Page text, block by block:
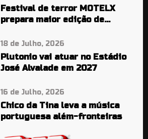
Festival de terror MOTELX
prepara maior edição de
18 de Julho, 2026
Plutonio vai atuar no Estádio
José Alvalade em 2027
16 de Julho, 2026
Chico da Tina leva a música
portuguesa além-fronteiras